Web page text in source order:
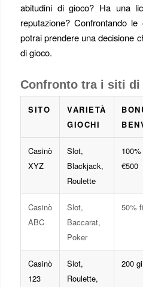
abitudini di gioco? Ha una
reputazione? Confrontando
potrai prendere una decisione
di gioco.
Confronto tra i siti di
SITO
VARIETÀ
GIOCHI
Casinò
XYZ
Slot,
Blackjack,
Roulette
€500
Casinò
ABC
Slot,
Baccarat,
Poker
50%
Casinò
123
Slot,
Roulette,
200